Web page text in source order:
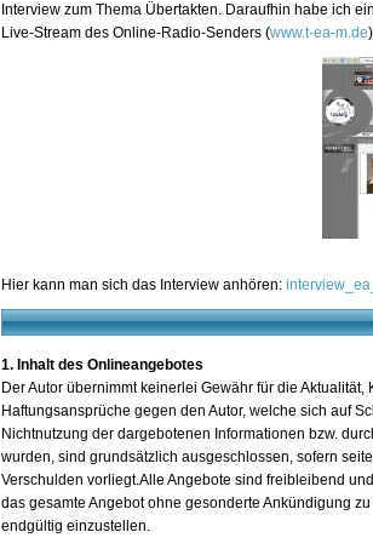
Interview zum Thema Übertakten. Daraufhin habe ich
Live-Stream des Online-Radio-Senders (www.t-ea-m.de
Hier kann man sich das Interview anhören:
1. Inhalt des Onlineangebotes
Der Autor übernimmt keinerlei Gewähr für die
Haftungsansprüche gegen den Autor, welche sich auf
Nichtnutzung der dargebotenen Informationen bzw.
wurden, sind grundsätzlich ausgeschlossen, sofern
Verschulden vorliegt.Alle Angebote sind freibleibend
das gesamte Angebot ohne gesonderte Ankündigung
endgültig einzustellen.